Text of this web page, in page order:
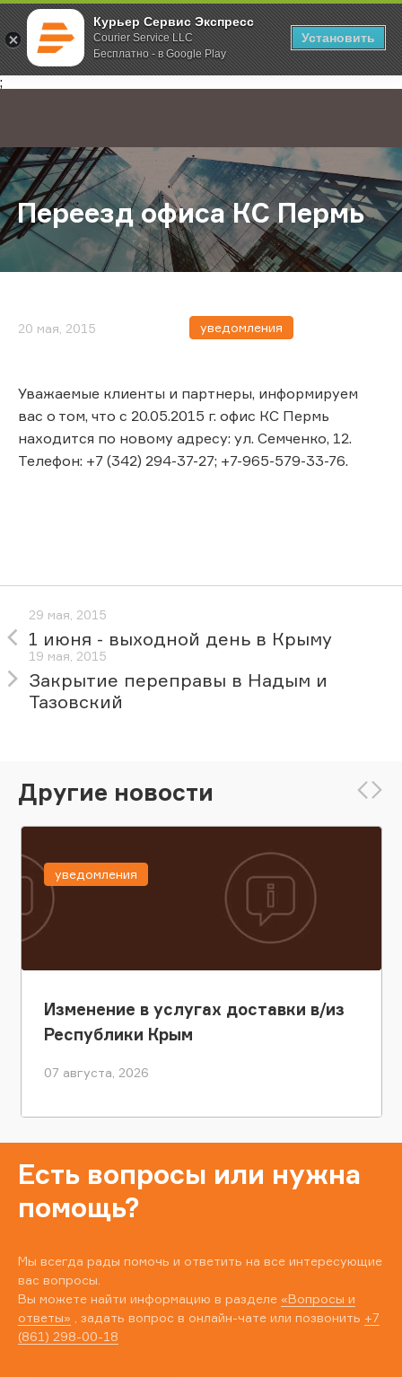
Курьер Сервис Экспресс
Courier Service LLC
Бесплатно - в Google Play
Установить
;
Главная О компании Новости Переезд офиса КС Пермь
Переезд офиса КС Пермь
20 мая, 2015 уведомления
Уважаемые клиенты и партнеры, информируем
вас о том, что с 20.05.2015 г. офис КС Пермь
находится по новому адресу: ул. Семченко, 12.
Телефон: +7 (342) 294-37-27; +7-965-579-33-76.
29 мая, 2015
1 июня - выходной день в Крыму
19 мая, 2015
Закрытие переправы в Надым и
Тазовский
Другие новости
Изменение в услугах доставки в/из
Республики Крым
07 августа, 2026
уведомления
Есть вопросы или нужна
помощь?
Мы всегда рады помочь и ответить на все интересующие
вас вопросы.
Вы можете найти информацию в разделе «Вопросы и
ответы» , задать вопрос в онлайн-чате или позвонить +7
(861) 298-00-18